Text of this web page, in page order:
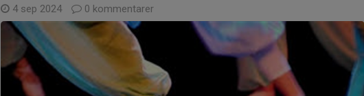
4 sep 2024 0 kommentarer